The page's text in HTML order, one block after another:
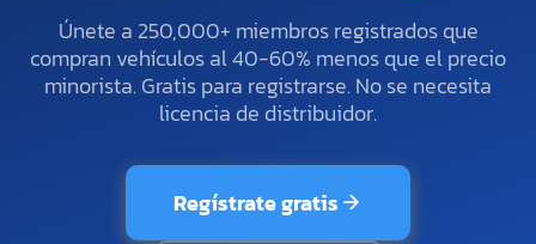
Únete a 250,000+ miembros registrados que
compran vehículos al 40-60% menos que el precio
minorista. Gratis para registrarse. No se necesita
licencia de distribuidor.
Regístrate gratis